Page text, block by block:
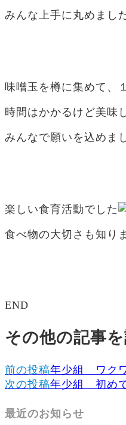
みんな上手に丸めまし
味噌玉を樽に集めて、
時間はかかるけど美味
みんなで願いを込めま
楽しい食育活動でした
食べ物の大切さも知り
END
その他の記事
前の投稿年少組 ワク
次の投稿年少組 初め
最近のお知らせ